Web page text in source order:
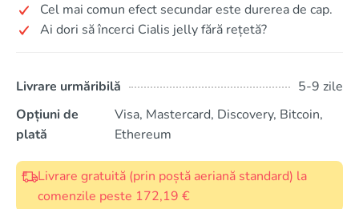
Cel mai comun efect secundar este durerea de cap.
Ai dori să încerci Cialis jelly fără rețetă?
Livrare urmăribilă
5-9 zile
Opțiuni de
plată
Visa, Mastercard, Discovery, Bitcoin,
Ethereum
Livrare gratuită (prin poștă aeriană standard) la
comenzile peste 172,19 €